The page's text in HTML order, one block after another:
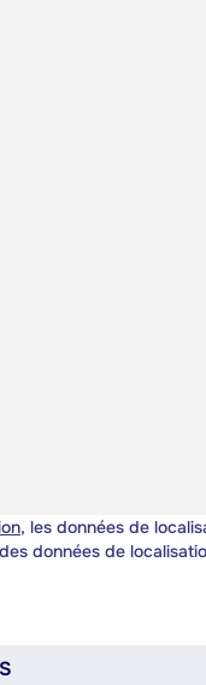
, les données de
données de